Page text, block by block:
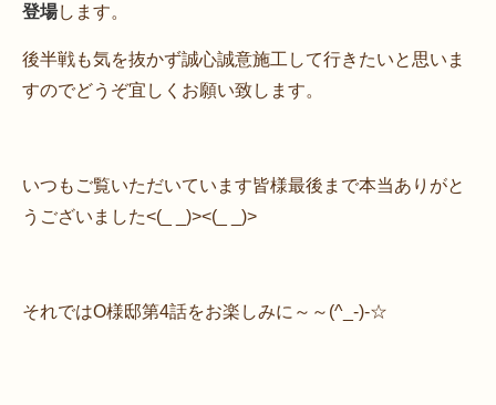
登場します。
後半戦も気を抜かず誠心誠意施工して行きたいと思いま
すのでどうぞ宜しくお願い致します。
いつもご覧いただいています皆様最後まで本当ありがと
うございました<(_ _)><(_ _)>
それではO様邸第4話をお楽しみに～～(^_-)-☆